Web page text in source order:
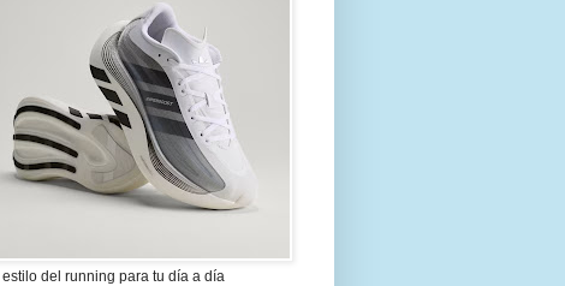
estilo del running para tu día a día